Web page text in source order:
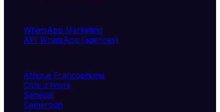
WhatsApp Marketing
API WhatsApp (agences)
Afrique Francophone
Côte d'Ivoire
Sénégal
Cameroun